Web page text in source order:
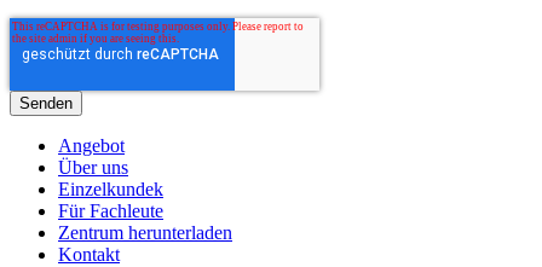
Angebot
Über uns
Einzelkundek
Für Fachleute
Zentrum herunterladen
Kontakt